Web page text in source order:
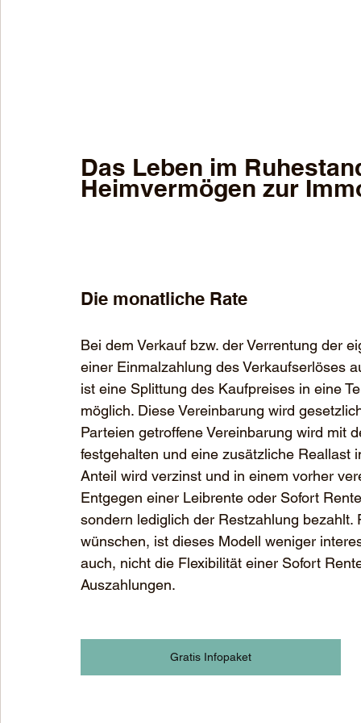
Das Leben im
Heimvermögen zur
Die monatliche Rate
Bei dem Verkauf bzw. der Verrentung der
einer Einmalzahlung des Verkaufserlöses
ist eine Splittung des Kaufpreises in eine
möglich. Diese Vereinbarung wird
Parteien getroffene Vereinbarung wird mit
festgehalten und eine zusätzliche
Anteil wird verzinst und in einem vorher
Entgegen einer Leibrente oder Sofort
sondern lediglich der Restzahlung
wünschen, ist dieses Modell weniger
auch, nicht die Flexibilität einer Sofort
Auszahlungen.
Gratis Infopaket